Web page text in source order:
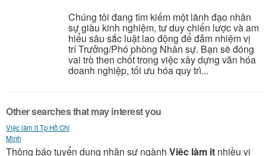
Chúng tôi đang tìm kiếm một lãnh đạo nhân
sự giàu kinh nghiệm, tư duy chiến lược và am
hiểu sâu sắc luật lao động để đảm nhiệm vị
trí Trưởng/Phó phòng Nhân sự. Bạn sẽ đóng
vai trò then chốt trong việc xây dựng văn hóa
doanh nghiệp, tối ưu hóa quy trì...
Other searches that may interest you
Việc làm it Tp Hồ Chí
Minh
Thông báo tuyển dụng nhân sự ngành Việc làm it nhiều vị